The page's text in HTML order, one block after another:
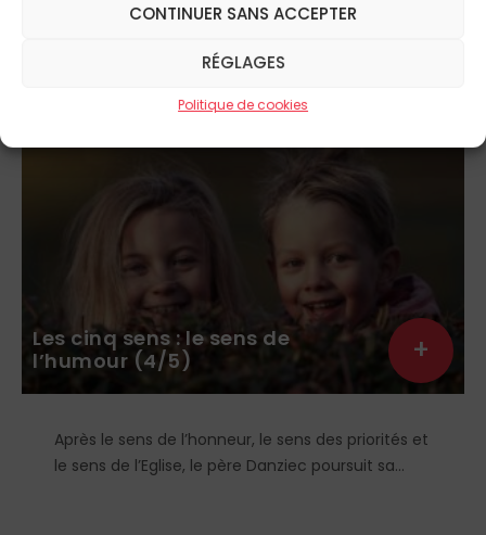
CONTINUER SANS ACCEPTER
RÉGLAGES
Politique de cookies
CHRONIQUES
Les cinq sens : le sens de
l’humour (4/5)
Après le sens de l’honneur, le sens des priorités et
le sens de l’Eglise, le père Danziec poursuit sa
+